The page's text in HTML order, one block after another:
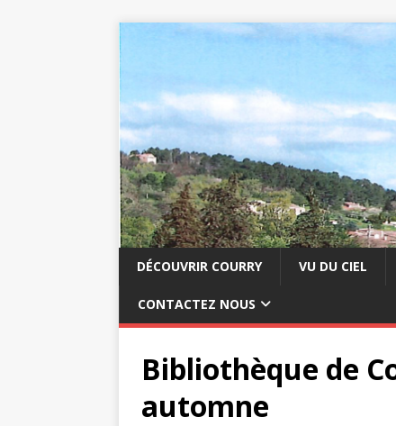
DÉCOUVRIR COURRY VU DU CIEL
CONTACTEZ NOUS
Bibliothèque de
automne